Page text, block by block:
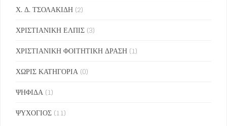
Χ. Δ. ΤΣΟΛΑΚΙΔΗ (2)
ΧΡΙΣΤΙΑΝΙΚΗ ΕΛΠΙΣ (3)
ΧΡΙΣΤΙΑΝΙΚΗ ΦΟΙΤΗΤΙΚΗ ΔΡΑΣΗ (1)
ΧΩΡΙΣ ΚΑΤΗΓΟΡΙΑ (0)
ΨΗΦΙΔΑ (1)
ΨΥΧΟΓΙΟΣ (11)